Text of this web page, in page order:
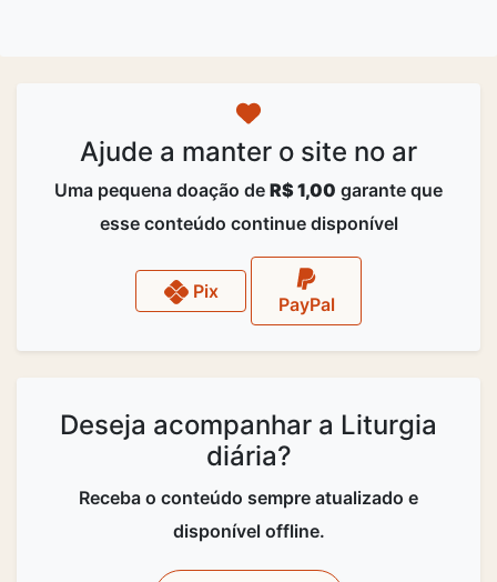
Ajude a manter o site no ar
Uma pequena doação de R$ 1,00 garante que
esse conteúdo continue disponível
Pix
PayPal
Deseja acompanhar a Liturgia
diária?
Receba o conteúdo sempre atualizado e
disponível offline.